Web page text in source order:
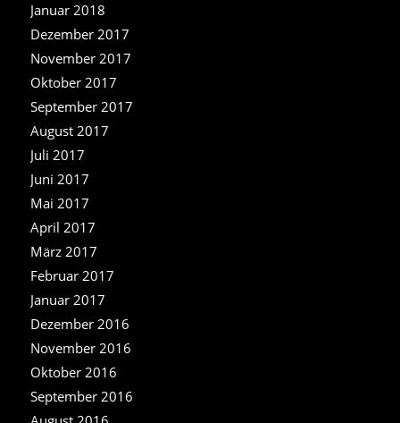
Januar 2018
Dezember 2017
November 2017
Oktober 2017
September 2017
August 2017
Juli 2017
Juni 2017
Mai 2017
April 2017
März 2017
Februar 2017
Januar 2017
Dezember 2016
November 2016
Oktober 2016
September 2016